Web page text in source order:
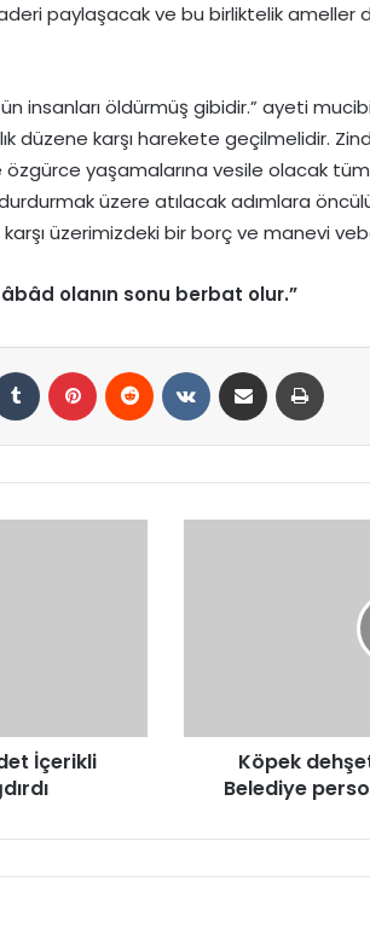
paylaşacak ve bu birliktelik ameller
insanları öldürmüş gibidir.” ayeti
düzene karşı harekete geçilmelidir.
yaşamalarına vesile olacak tüm
üzere atılacak adımlara
üzerimizdeki bir borç ve manevi
olanın sonu berbat olur.”
Tumblr Pinterest Reddit VKontakteE-Posta ile paylaş
İçerikli
Köpek
Belediye